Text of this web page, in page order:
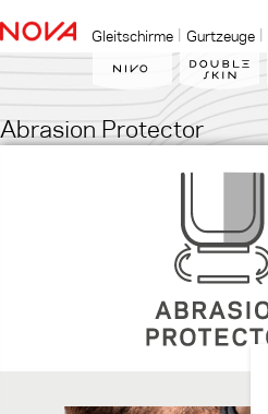
Gleitschirme Gurtzeuge
Abrasion Protector